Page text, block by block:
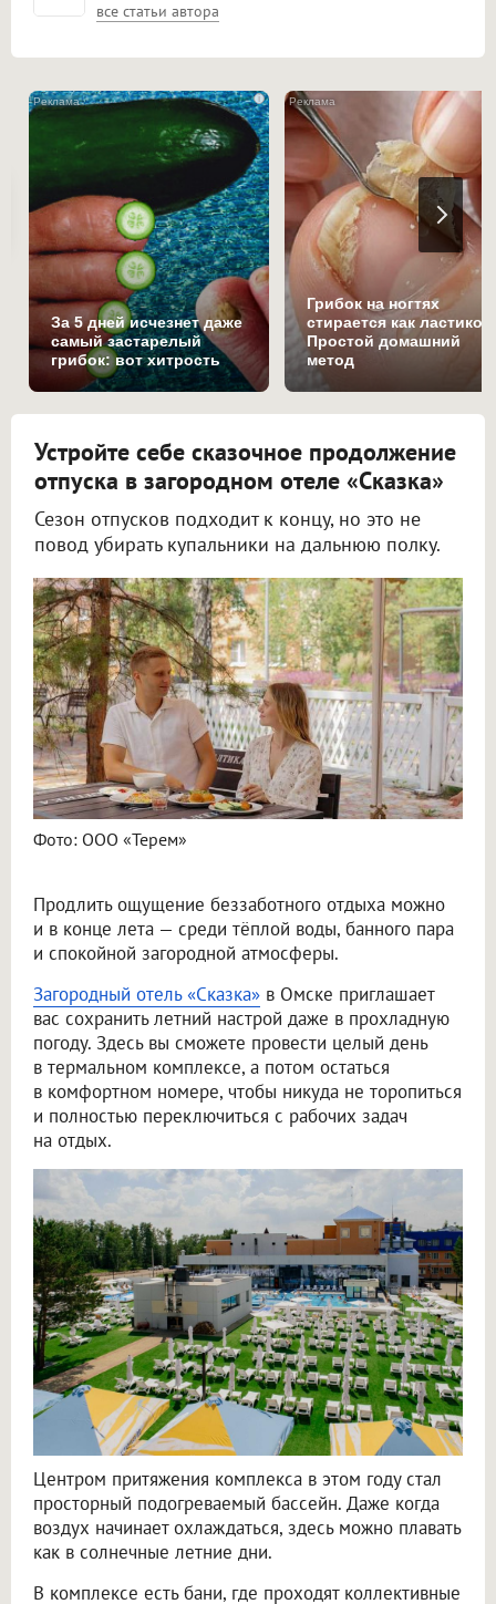
все статьи автора
i
За 5 дней исчезнет даже
самый застарелый
грибок: вот хитрость
Грибок на ногтях
стирается как
Простой домашний
метод
Устройте себе сказочное продолжение
отпуска в загородном отеле «Сказка»
Сезон отпусков подходит к концу, но это не
повод убирать купальники на дальнюю полку.
Фото: ООО «Терем»
Продлить ощущение беззаботного отдыха можно
и в конце лета — среди тёплой воды, банного пара
и спокойной загородной атмосферы.
Загородный отель «Сказка» в Омске приглашает
вас сохранить летний настрой даже в прохладную
погоду. Здесь вы сможете провести целый день
в термальном комплексе, а потом остаться
в комфортном номере, чтобы никуда не торопиться
и полностью переключиться с рабочих задач
на отдых.
Центром притяжения комплекса в этом году стал
просторный подогреваемый бассейн. Даже когда
воздух начинает охлаждаться, здесь можно плавать
как в солнечные летние дни.
В комплексе есть бани, где проходят коллективные